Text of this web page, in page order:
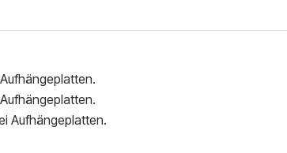
Aufhängeplatten.